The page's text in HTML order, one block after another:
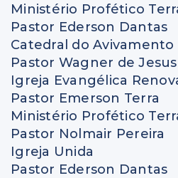
Ministério Profético
Pastor Ederson Dantas
Catedral do Avivamento
Pastor Wagner de Jesus
Igreja Evangélica
Pastor Emerson Terra
Ministério Profético
Pastor Nolmair Pereira
Igreja Unida
Pastor Ederson Dantas